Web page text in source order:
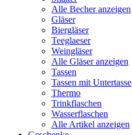
Alle Becher anzeigen
Gläser
Biergläser
Teeglaeser
Weingläser
Alle Gläser anzeigen
Tassen
Tassen mit Untertasse
Thermo
Trinkflaschen
Wasserflaschen
Alle Artikel anzeigen